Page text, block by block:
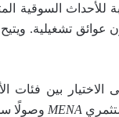
للأحداث السوقية
تشغيلية. ويتيح
الاختيار بين فئات
MENA وصولًا